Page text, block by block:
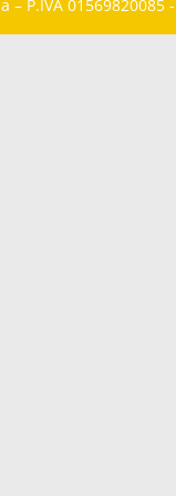
P.IVA 01569820085